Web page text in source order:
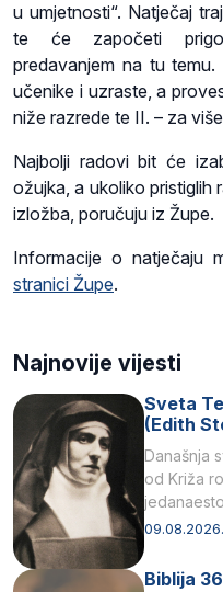
u umjetnosti“. Natječaj
te će započeti
predavanjem na tu
učenike i uzraste, a
niže razrede te II. – za
Najbolji radovi bit će
ožujka, a ukoliko pristiglih
izložba, poručuju iz Župe.
Informacije o natječaju
stranici Župe.
Najnovije vijesti
Sveta
(Edith
Današnja
od Križa
listopada
09.08.2026.
Biblija